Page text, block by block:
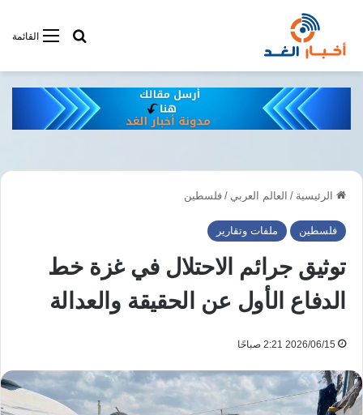
القائمةأبحت فى
الرئيسية / العالم العربي / فلسطين
فلسطين ملفات وتقارير
توثيق جرائم الاحتلال في غزة خط
الدفاع الأول عن الحقيقة والعدالة
2026/06/15 2:21 صباحًا